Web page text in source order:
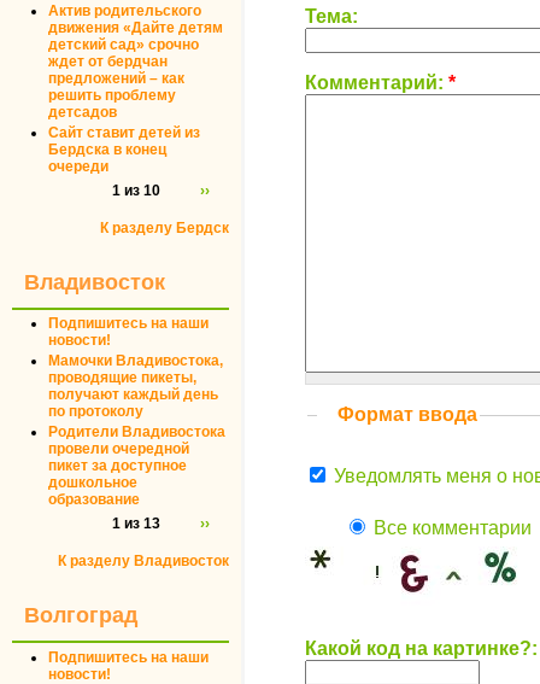
Актив родительского
движения «Дайте детям
детский сад» срочно
ждет от бердчан
предложений – как
решить проблему
детсадов
Сайт ставит детей из
Бердска в конец
очереди
1 из 10
››
К разделу Бердск
Владивосток
Подпишитесь на наши
новости!
Мамочки Владивостока,
проводящие пикеты,
получают каждый день
по протоколу
Родители Владивостока
провели очередной
пикет за доступное
дошкольное
образование
1 из 13
››
К разделу Владивосток
Волгоград
Подпишитесь на наши
новости!
Тема:
Комментарий: *
Формат ввода
Уведомлять меня о
Все комментарии
Какой код на